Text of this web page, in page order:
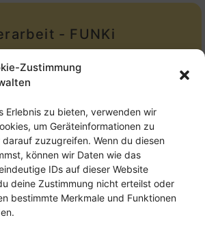
Zustimmung
Erlebnis zu bieten, verwenden wir
um Geräteinformationen zu
zuzugreifen. Wenn du diesen
können wir Daten wie das
IDs auf dieser Website
deine Zustimmung nicht erteilst oder
bestimmte Merkmale und Funktionen
- FUNKi
610749
roethelheimpark.de
- Easthouse
roethelheimpark.de